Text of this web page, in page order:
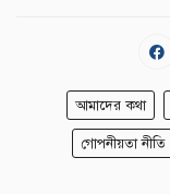
আমাদের কথা
গোপনীয়তা নীতি